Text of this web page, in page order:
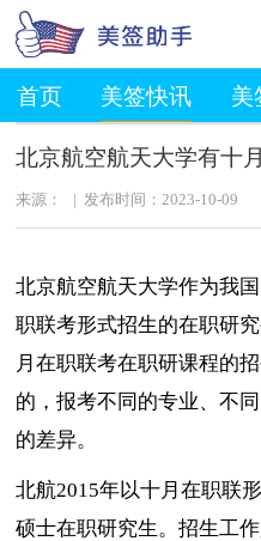
首页 美签快讯 美
北京航空航天大学有十
来源： | 发布时间：2023-10-09
北京航空航天大学作为我
职联考形式招生的在职研
月在职联考在职研课程的
的，报考不同的专业、不
的差异。
北航2015年以十月在职联
硕士在职研究生。招生工